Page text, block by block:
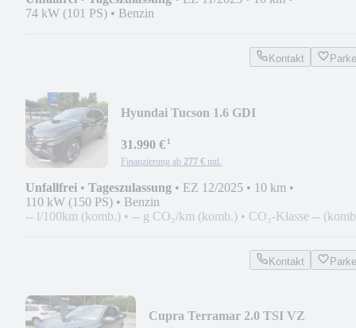
74 kW (101 PS) • Benzin
Kontakt
Hyundai Tucson 1.6 GDI
31.990 €¹
Finanzierung ab 277 € mtl.
Unfallfrei • Tageszulassung • EZ 12/2025 • 10 km •
110 kW (150 PS) • Benzin
-- l/100km (komb.) • -- g CO₂/km (komb.) • CO₂-Klasse --
Kontakt
Cupra Terramar 2.0 TSI VZ